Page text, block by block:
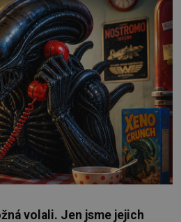
volali. Jen jsme jejich